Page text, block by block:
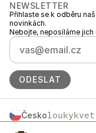
NEWSLETTER
Přihlaste se k odběru
novinkách.
Nebojte, neposíláme jich
ODESLAT
Česko